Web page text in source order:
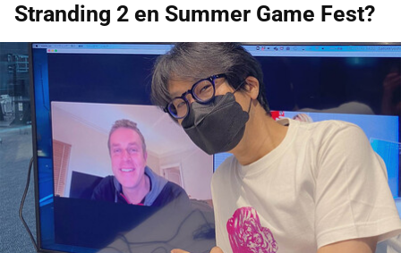
Stranding 2 en Summer Game Fest?